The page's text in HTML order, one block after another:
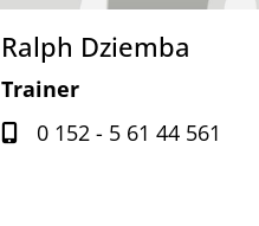
Ralph Dziemba
Trainer
0 152 - 5 61 44 561